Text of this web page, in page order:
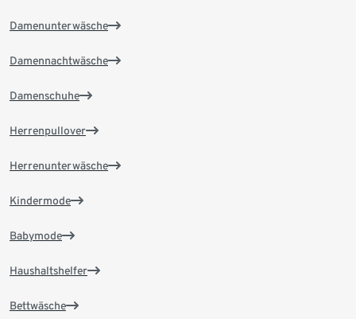
Damenunterwäsche
Damennachtwäsche
Damenschuhe
Herrenpullover
Herrenunterwäsche
Kindermode
Babymode
Haushaltshelfer
Bettwäsche